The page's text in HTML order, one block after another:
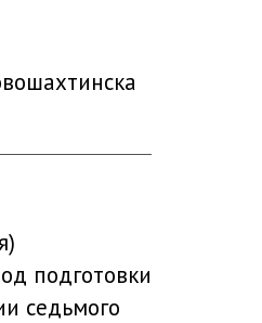
подготовки
седьмого